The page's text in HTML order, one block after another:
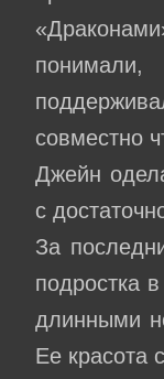
совместно
Джейн
с
За
подростка
длинными
Ее красота